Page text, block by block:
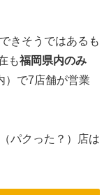
きそうではあるも
も福岡県内のみ
）で7店舗が営業
パクった？）店は